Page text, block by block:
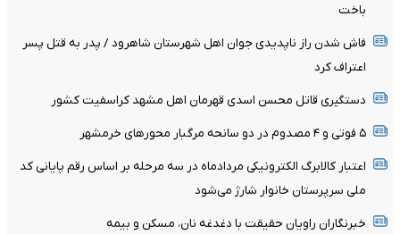
باخت
فاش شدن راز ناپدیدی جوان اهل شهرستان شاهرود / پدر به قتل پسر
اعتراف کرد
دستگیری قاتل محسن اسدی قهرمان اهل مشهد کراسفیت کشور
۵ فوتی و ۴ مصدوم در دو سانحه مرگبار محورهای خرمشهر
اعتبار کالابرگ الکترونیکی مردادماه در سه مرحله بر اساس رقم پایانی کد
ملی سرپرستان خانوار شارژ می‌شود
خبرنگاران راویان حقیقت با دغدغه نان، مسکن و بیمه